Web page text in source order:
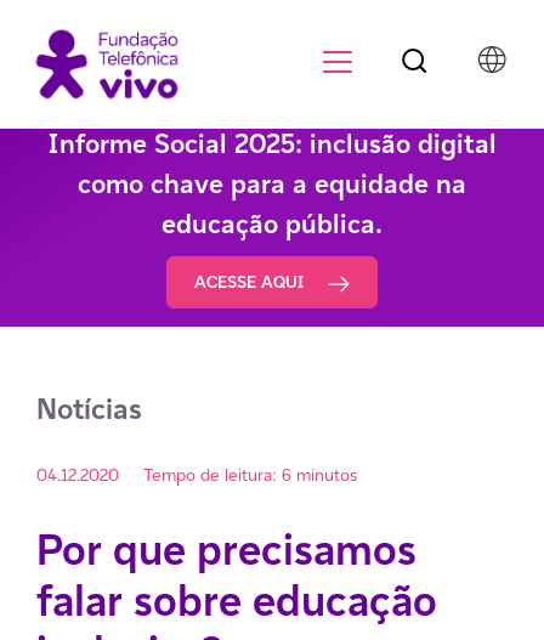
Informe Social 2025: inclusão digital
como chave para a equidade na
educação pública.
ACESSE AQUI
Notícias
04.12.2020 Tempo de leitura: 6 minutos
Por que precisamos
falar sobre educação
Botão de